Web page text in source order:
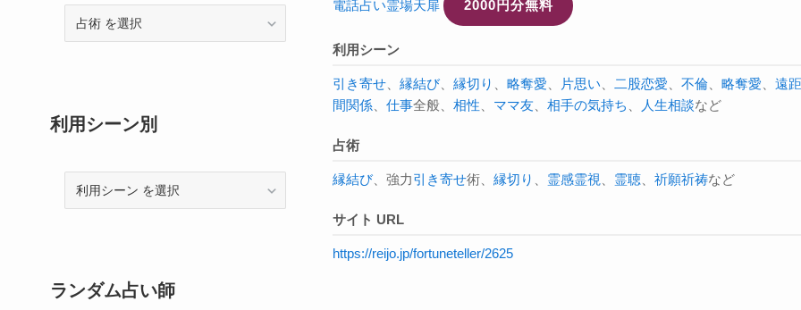
電話占い霊場天扉 2000円分無料
利用シーン
引き寄せ 縁結び、 縁切り 略奪愛 片思い 二股恋愛 不倫 略奪愛
遠
間関係
仕事全般、 相性 ママ友 相手の気持ち 人生相談など
占術
縁結び、強力引き寄せ術、 縁切り 霊感霊視 霊聴 祈願祈祷など
サイト URL
https://reijo.jp/fortuneteller/2625
術
利用シーン別
ランダム占い師